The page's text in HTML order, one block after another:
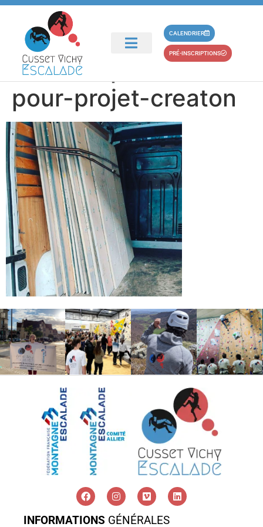
CALENDRIER
PRÉ-INSCRIPTIONS
reutilisation-
anciens-panneaux-
pour-projet-creaton
INFORMATIONS GÉNÉRALES